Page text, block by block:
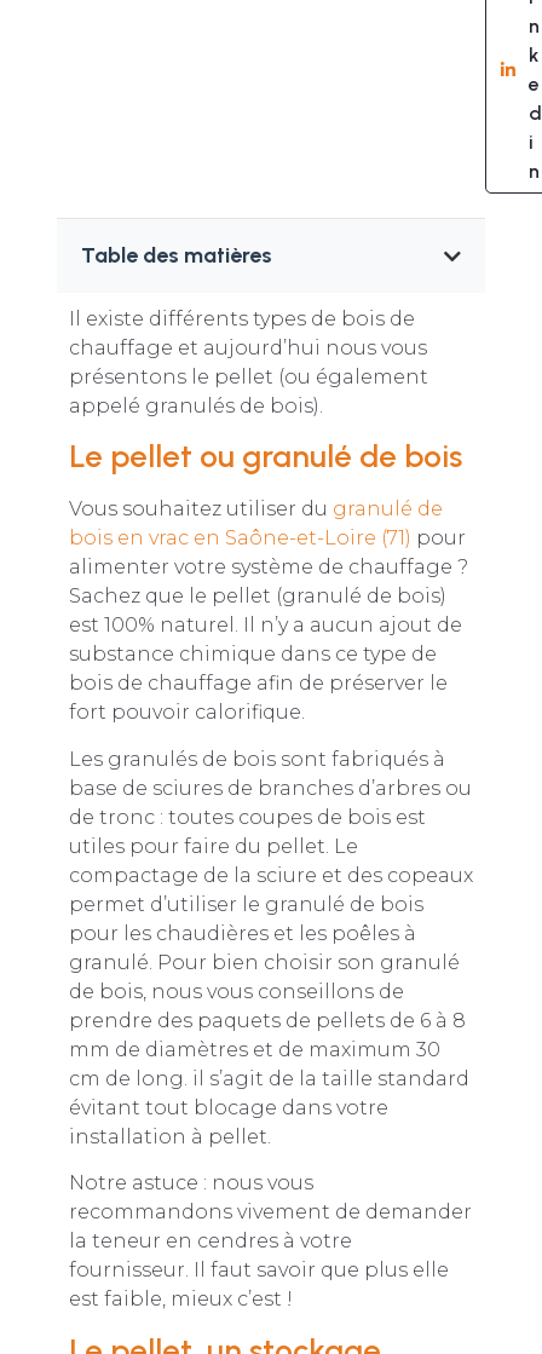
n
k
e
d
i
n
Table des matières
Il existe différents types de bois de
chauffage et aujourd’hui nous vous
présentons le pellet (ou également
appelé granulés de bois).
Le pellet ou granulé de bois
Vous souhaitez utiliser du granulé de
bois en vrac en Saône-et-Loire (71) pour
alimenter votre système de chauffage ?
Sachez que le pellet (granulé de bois)
est 100% naturel. Il n’y a aucun ajout de
substance chimique dans ce type de
bois de chauffage afin de préserver le
fort pouvoir calorifique.
Les granulés de bois sont fabriqués à
base de sciures de branches d’arbres ou
de tronc : toutes coupes de bois est
utiles pour faire du pellet. Le
compactage de la sciure et des copeaux
permet d’utiliser le granulé de bois
pour les chaudières et les poêles à
granulé. Pour bien choisir son granulé
de bois, nous vous conseillons de
prendre des paquets de pellets de 6 à 8
mm de diamètres et de maximum 30
cm de long. il s’agit de la taille standard
évitant tout blocage dans votre
installation à pellet.
Notre astuce : nous vous
recommandons vivement de demander
la teneur en cendres à votre
fournisseur. Il faut savoir que plus elle
est faible, mieux c’est !